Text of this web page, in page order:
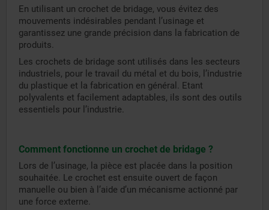
En utilisant un crochet de bridage, vous évitez des
mouvements indésirables pendant l’usinage et
garantissez une grande précision dans la fabrication de
produits.
Les crochets de bridage sont utilisés dans les secteurs
industriels, pour le travail du métal et du bois, l’industrie
du plastique et la fabrication en général. Etant
polyvalents et facilement adaptables, ils sont des outils
essentiels pour l’industrie.
Comment fonctionne un crochet de bridage ?
Lors de l’usinage, la pièce est placée dans la position
souhaitée. Le crochet est ensuite ouvert de façon
manuelle ou bien à l’aide d’un mécanisme actionné par
une force externe.